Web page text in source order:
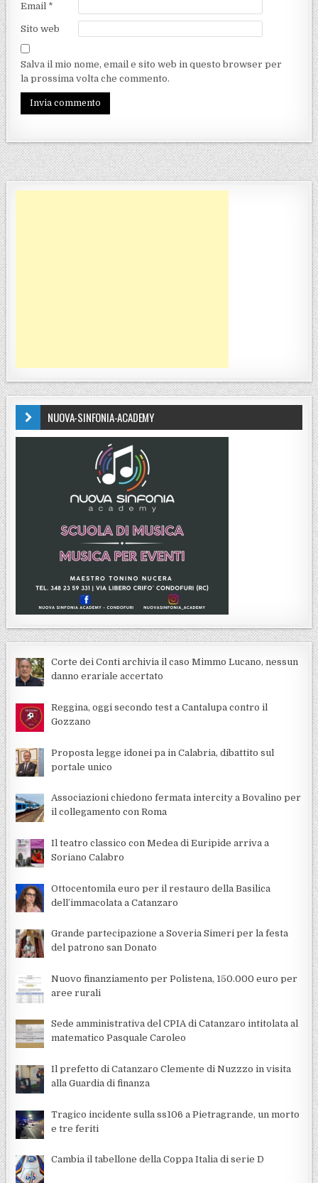
Email *
Sito web
Salva il mio nome, email e sito web in questo browser per
la prossima volta che commento.
NUOVA-SINFONIA-ACADEMY
Corte dei Conti archivia il caso Mimmo Lucano, nessun
danno erariale accertato
Reggina, oggi secondo test a Cantalupa contro il
Gozzano
Proposta legge idonei pa in Calabria, dibattito sul
portale unico
Associazioni chiedono fermata intercity a Bovalino per
il collegamento con Roma
Il teatro classico con Medea di Euripide arriva a
Soriano Calabro
Ottocentomila euro per il restauro della Basilica
dell’immacolata a Catanzaro
Grande partecipazione a Soveria Simeri per la festa
del patrono san Donato
Nuovo finanziamento per Polistena, 150.000 euro per
aree rurali
Sede amministrativa del CPIA di Catanzaro intitolata al
matematico Pasquale Caroleo
Il prefetto di Catanzaro Clemente di Nuzzzo in visita
alla Guardia di finanza
Tragico incidente sulla ss106 a Pietragrande, un morto
e tre feriti
Cambia il tabellone della Coppa Italia di serie D